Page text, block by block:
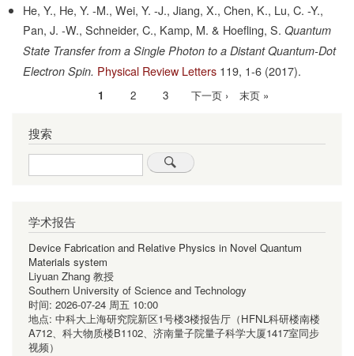
He, Y., He, Y. -M., Wei, Y. -J., Jiang, X., Chen, K., Lu, C. -Y.,
Pan, J. -W., Schneider, C., Kamp, M. & Hoefling, S. Quantum
State Transfer from a Single Photon to a Distant Quantum-Dot
Electron Spin. Physical Review Letters 119, 1-6 (2017).
当1 Page
2 Page
3
下
下一页 ›
末
末页 »
搜索
Search
学术报告
Device Fabrication and Relative Physics in Novel Quantum
Materials system
Liyuan Zhang 教授
Southern University of Science and Technology
时间: 2026-07-24 周五 10:00
地点: 中科大上海研究院新区1号楼3楼报告厅（HFNL科研楼南楼
A712、科大物质楼B1102、济南量子院量子科学大厦1417室同步
视频）